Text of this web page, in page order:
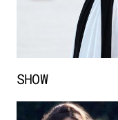
SHOW